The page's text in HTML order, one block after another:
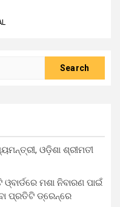
ଓଡ଼ିଶା ଶ୍ରୀମତୀ
ମଶା ନିବାରଣ ପାଇଁ
ପ୍ରତିଟି ଡ୍ରେନ୍‌ରେ